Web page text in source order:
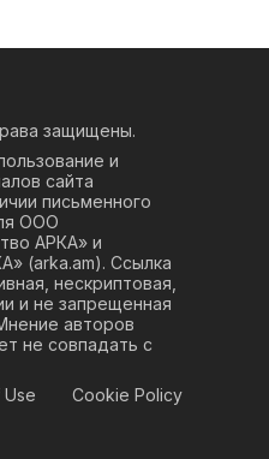
защищены.
и
сайта
письменного
ООО
АРКА» и
(arka.am). Ссылка
нескриптовая,
и не запрещенная
авторов
не совпадать с
Use Cookie Policy